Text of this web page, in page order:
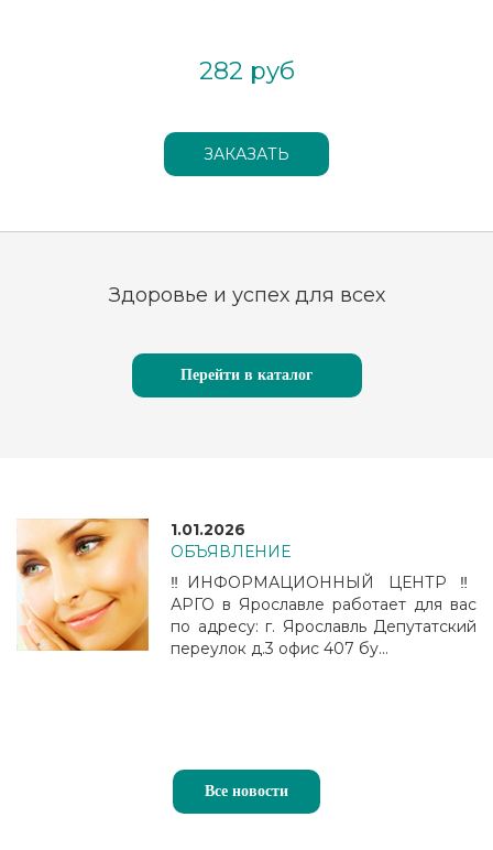
282 руб
Здоровье и успех для всех
Перейти в каталог
1.01.2026
ОБЪЯВЛЕНИЕ
‼️ИНФОРМАЦИОННЫЙ ЦЕНТР ‼️
АРГО в Ярославле работает для вас
по адресу: г. Ярославль Депутатский
переулок д.3 офис 407 бу...
Все новости